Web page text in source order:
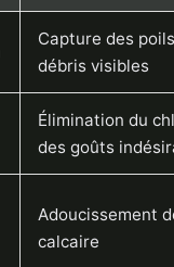
Capture des
débris visibles
Élimination du
des goûts
Adoucissement
calcaire